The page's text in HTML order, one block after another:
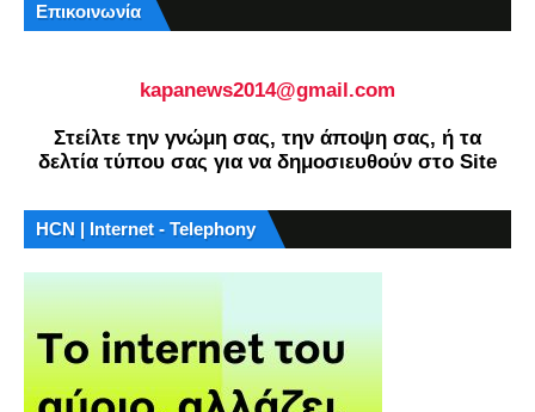
Επικοινωνία
kapanews2014@gmail.com
Στείλτε την γνώμη σας, την άποψη σας, ή τα
δελτία τύπου σας για να δημοσιευθούν στο Site
HCN | Internet - Telephony